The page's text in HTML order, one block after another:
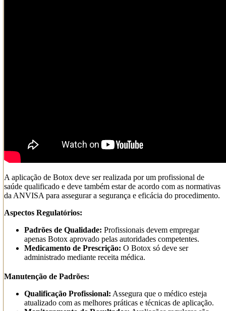
A aplicação de Botox deve ser realizada por um profissional de
saúde qualificado e deve também estar de acordo com as normativas
da ANVISA para assegurar a segurança e eficácia do procedimento.
Aspectos Regulatórios:
Padrões de Qualidade: Profissionais devem empregar
apenas Botox aprovado pelas autoridades competentes.
Medicamento de Prescrição: O Botox só deve ser
administrado mediante receita médica.
Manutenção de Padrões:
Qualificação Profissional: Assegura que o médico esteja
atualizado com as melhores práticas e técnicas de aplicação.